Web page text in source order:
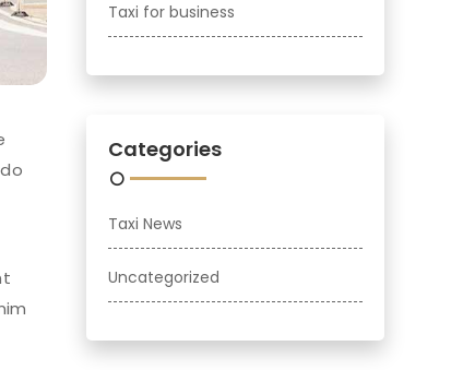
Taxi for business
Categories
Taxi News
Uncategorized